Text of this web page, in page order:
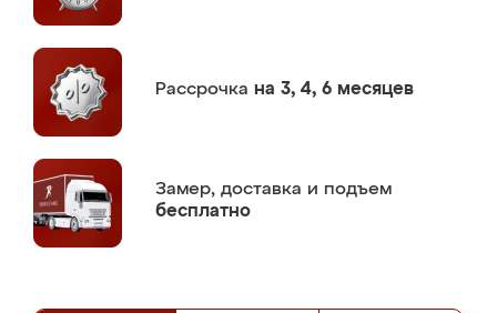
Рассрочка на 3, 4, 6 месяцев
Замер, доставка и подъем
бесплатно